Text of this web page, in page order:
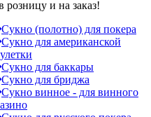
и на заказ!
Сукно (полотно) для покера
Сукно для американской
Сукно для баккары
Сукно для бриджа
Сукно винное - для винного